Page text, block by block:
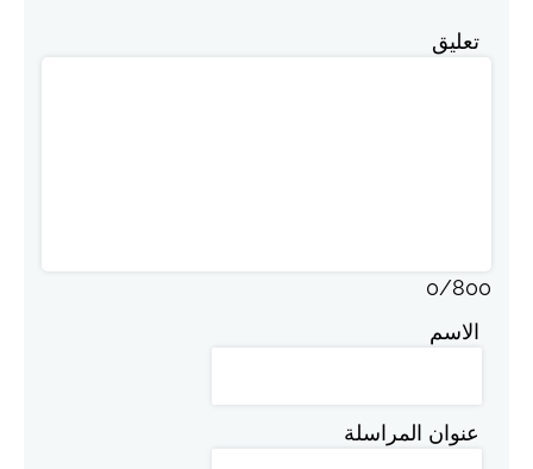
تعليق
0/800
الاسم
عنوان المراسلة